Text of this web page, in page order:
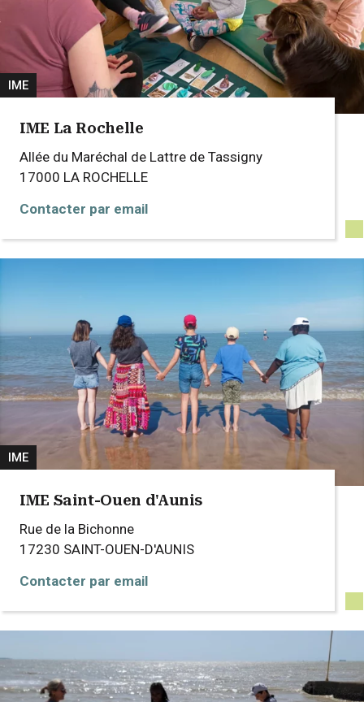
IME
IME La Rochelle
Allée du Maréchal de Lattre de Tassigny
17000 LA ROCHELLE
Contacter par email
IME
IME Saint-Ouen d'Aunis
Rue de la Bichonne
17230 SAINT-OUEN-D'AUNIS
Contacter par email